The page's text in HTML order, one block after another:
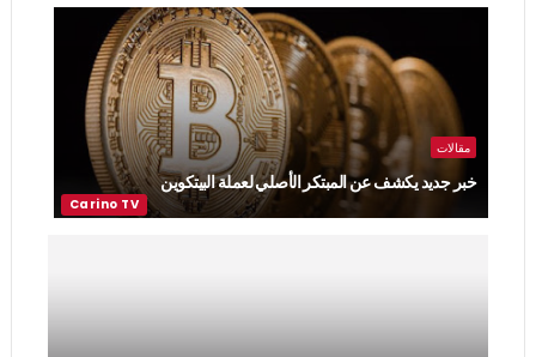
مقالات
خبر جديد يكشف عن المبتكر الأصلي لعملة البيتكوين